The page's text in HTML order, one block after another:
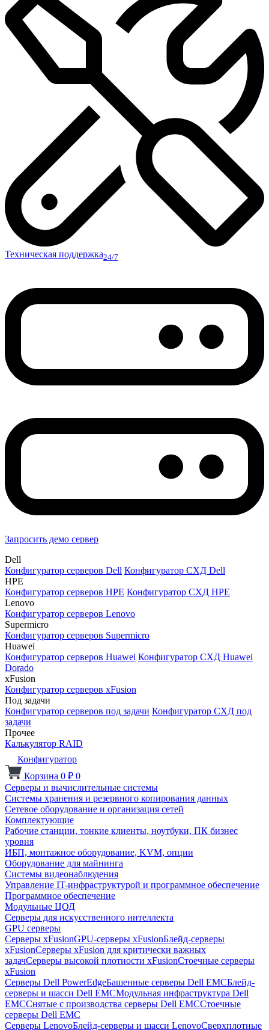
Техническая поддержка24/7
Запросить демо сервер
Dell
Конфигуратор серверов Dell Конфигуратор СХД Dell
HPE
Конфигуратор серверов HPE Конфигуратор СХД HPE
Lenovo
Конфигуратор серверов Lenovo
Supermicro
Конфигуратор серверов Supermicro
Huawei
Конфигуратор серверов Huawei Конфигуратор СХД Huawei
Dorado
xFusion
Конфигуратор серверов xFusion
Под задачи
Конфигуратор серверов под задачи Конфигуратор СХД под
задачи
Прочее
Калькулятор RAID
Конфигуратор
Корзина 0 ₽ 0
Серверы и вычислительные системы
Системы хранения и резервного копирования данных
Сетевое оборудование и организация сетей
Комплектующие
Рабочие станции, тонкие клиенты, ноутбуки, ПК бизнес
уровня
ИБП, монтажное оборудование, KVM, опции
Оборудование для майнинга
Системы видеонаблюдения
Управление IT-инфраструктурой и программное обеспечение
Программное обеспечение
Модульные ЦОД
Серверы для искусственного интеллекта
GPU серверы
Серверы xFusionGPU-серверы xFusionБлейд-серверы
xFusionСерверы xFusion для критически важных
задачСерверы высокой плотности xFusionСтоечные серверы
xFusion
Серверы Dell PowerEdgeБашенные серверы Dell EMCБлейд-
серверы и шасси Dell EMCМодульная инфраструктура Dell
EMCСнятые с производства серверы Dell EMCСтоечные
серверы Dell EMC
Серверы LenovoБлейд-серверы и шасси LenovoСверхплотные